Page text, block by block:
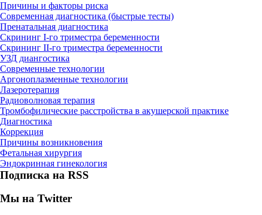
Причины и факторы риска
Современная диагностика (быстрые тесты)
Пренатальная диагностика
Скрининг I-го триместра беременности
Скрининг II-го триместра беременности
УЗД диангостика
Современные технологии
Аргоноплазменные технологии
Лазеротерапия
Радиоволновая терапия
Тромбофилические расстройства в акушерской практике
Диагностика
Коррекция
Причины возникновения
Фетальная хирургия
Эндокринная гинекология
Подписка на RSS
Мы на Twitter